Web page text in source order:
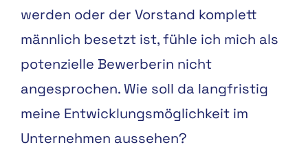
werden oder der Vorstand komplett
männlich besetzt ist, fühle ich mich als
potenzielle Bewerberin nicht
angesprochen. Wie soll da langfristig
meine Entwicklungsmöglichkeit im
Unternehmen aussehen?